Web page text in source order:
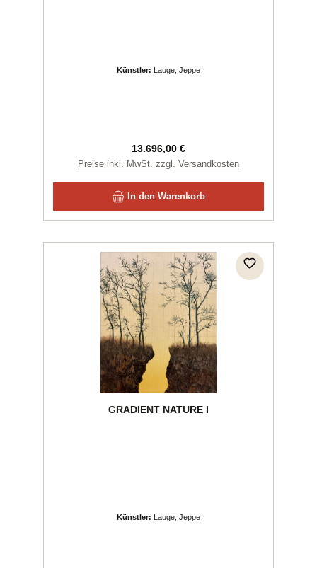
Künstler: Lauge, Jeppe
Regulärer Preis:
13.696,00 €
Preise inkl. MwSt. zzgl. Versandkosten
In den Warenkorb
GRADIENT NATURE I
Künstler: Lauge, Jeppe